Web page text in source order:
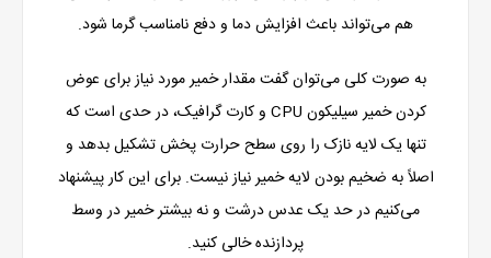
هم می‌تواند باعث افزایش دما و دفع نامناسب گرما شود.
به صورت کلی می‌توان گفت مقدار خمیر مورد نیاز برای عوض
کردن خمیر سیلیکون CPU و کارت گرافیک، در حدی است که
تنها یک لایه نازک را روی سطح حرارت پخش تشکیل بدهد و
اصلاً به ضخیم بودن لایه خمیر نیاز نیست. برای این کار پیشنهاد
می‌کنیم در حد یک عدس درشت و نه بیشتر خمیر در وسط
پردازنده خالی کنید.